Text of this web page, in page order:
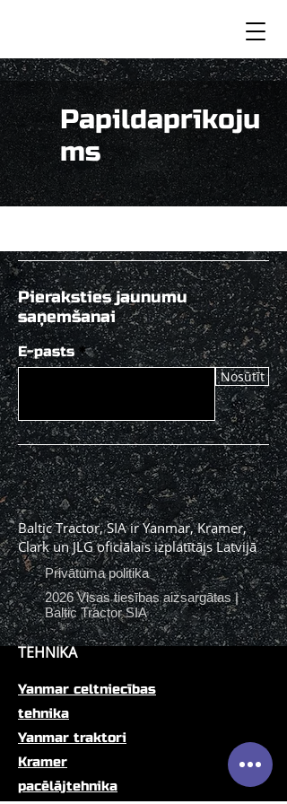
Papildaprīkoju
ms
Pieraksties jaunumu
saņemšanai
E-pasts
Nosūtīt
Baltic Tractor, SIA ir Yanmar, Kramer,
Clark un JLG oficiālais izplatītājs Latvijā
Privātuma politika
2026 Visas tiesības aizsargātas |
Baltic Tractor SIA
TEHNIKA
Yanmar celtniecības
tehnika
Yanmar traktori
Kramer
pacēlājtehnika